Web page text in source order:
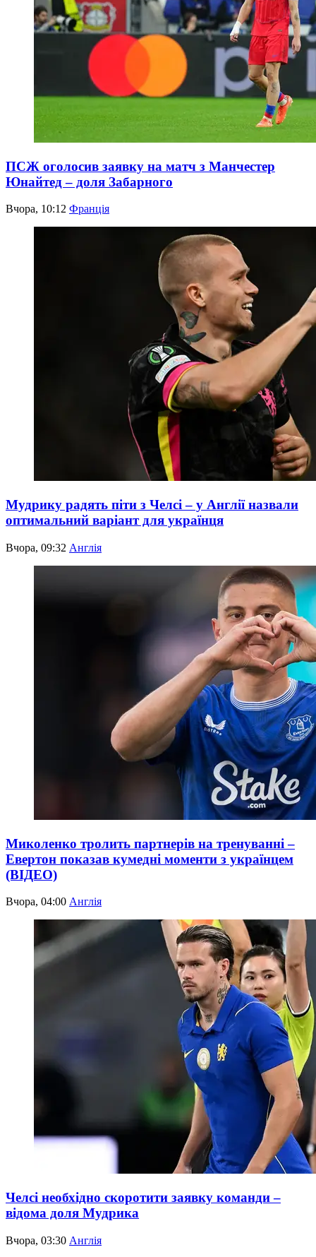
ПСЖ оголосив заявку на матч з Манчестер
Юнайтед – доля Забарного
Вчора, 10:12 Франція
Мудрику радять піти з Челсі – у Англії назвали
оптимальний варіант для українця
Вчора, 09:32 Англія
Миколенко тролить партнерів на тренуванні –
Евертон показав кумедні моменти з українцем
(ВІДЕО)
Вчора, 04:00 Англія
Челсі необхідно скоротити заявку команди –
відома доля Мудрика
Вчора, 03:30 Англія